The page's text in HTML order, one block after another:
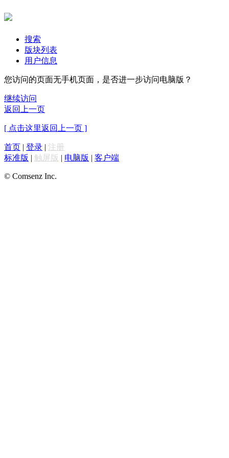
搜索
版块列表
用户信息
您访问的页面无手机页面，是否进一步访问电脑版？
继续访问
返回上一页
[ 点击这里返回上一页 ]
首页 | 登录 | 注册
标准版 | 触屏版 | 电脑版 | 客户端
© Comsenz Inc.